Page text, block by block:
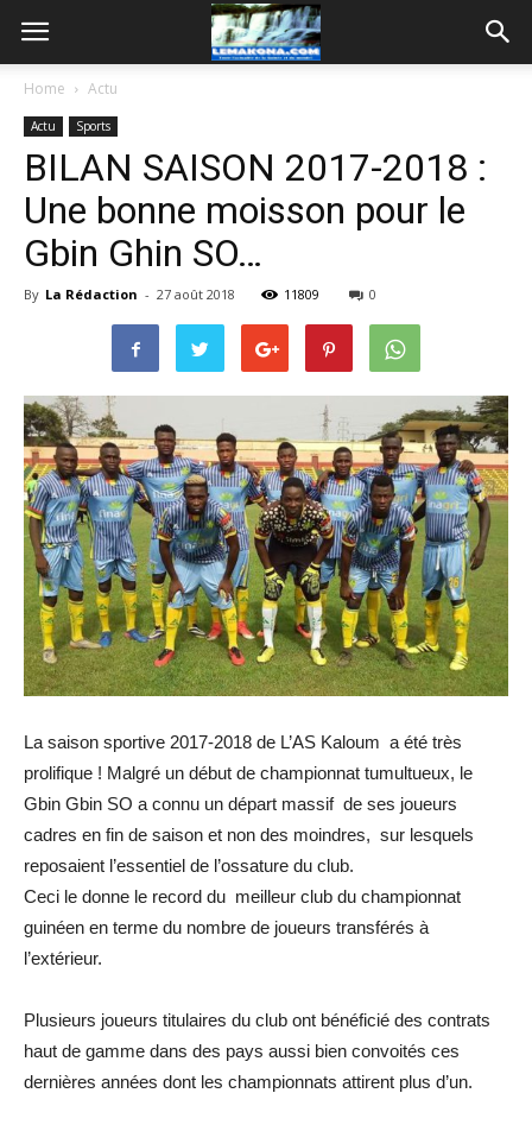
Home Actu
Actu Sports
BILAN SAISON 2017-2018 :
Une bonne moisson pour le
Gbin Ghin SO…
By La Rédaction - 27 août 2018 11809 0
La saison sportive 2017-2018 de L’AS Kaloum a été très
prolifique ! Malgré un début de championnat tumultueux, le
Gbin Gbin SO a connu un départ massif de ses joueurs
cadres en fin de saison et non des moindres, sur lesquels
reposaient l’essentiel de l’ossature du club.
Ceci le donne le record du meilleur club du championnat
guinéen en terme du nombre de joueurs transférés à
l’extérieur.
Plusieurs joueurs titulaires du club ont bénéficié des contrats
haut de gamme dans des pays aussi bien convoités ces
dernières années dont les championnats attirent plus d’un.